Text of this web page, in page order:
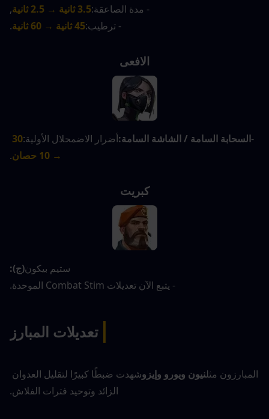
- مدة الصاعقة:3.5 ثانية → 2.5 ثانية
,
- ترطيب:45 ثانية → 60 ثانية .
الافعى
-السحابة السامة / الشاشة السامة:أضرار الاضمحلال الأولية:
→ 10 حصان
.
كبريت
ستيم بيكون(ج):
- يتبع الآن تعديلات Combat Stim الموحدة.
| تعديلات المبارز
المبارزون مثلنيون ويورو وإيزو
الزائد وتوحيد فترات الفلاش.